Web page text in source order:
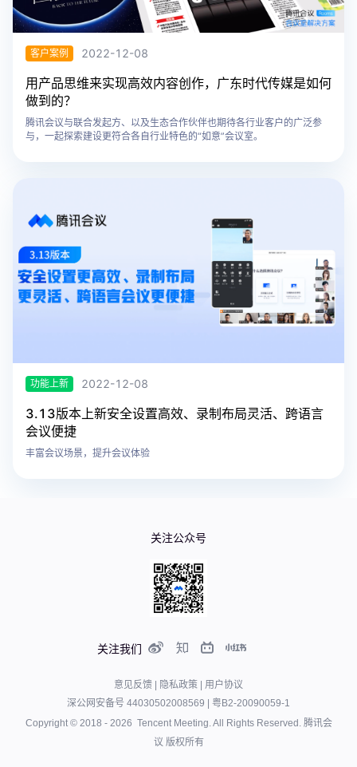
客户案例 2022-12-08
用产品思维来实现高效内容创作，广东时代传媒是如何
做到的？
腾讯会议与联合发起方、以及生态合作伙伴也期待各行业客户的广泛参
与，一起探索建设更符合各自行业特色的“如意”会议室。
功能上新 2022-12-08
3.13版本上新安全设置高效、录制布局灵活、跨语言
会议便捷
丰富会议场景，提升会议体验
关注我们
关注公众号
意见反馈 隐私政策
用户协议
深公网安备号 44030502008569
粤B2-20090059-1
Copyright © 2018 - 2026 Tencent Meeting. All Rights Reserved. 腾讯会
议 版权所有